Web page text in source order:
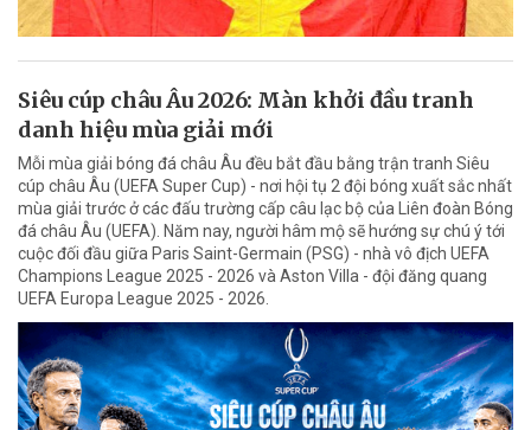
Siêu cúp châu Âu 2026: Màn khởi đầu tranh
danh hiệu mùa giải mới
Mỗi mùa giải bóng đá châu Âu đều bắt đầu bằng trận tranh Siêu
cúp châu Âu (UEFA Super Cup) - nơi hội tụ 2 đội bóng xuất sắc nhất
mùa giải trước ở các đấu trường cấp câu lạc bộ của Liên đoàn Bóng
đá châu Âu (UEFA). Năm nay, người hâm mộ sẽ hướng sự chú ý tới
cuộc đối đầu giữa Paris Saint-Germain (PSG) - nhà vô địch UEFA
Champions League 2025 - 2026 và Aston Villa - đội đăng quang
UEFA Europa League 2025 - 2026.